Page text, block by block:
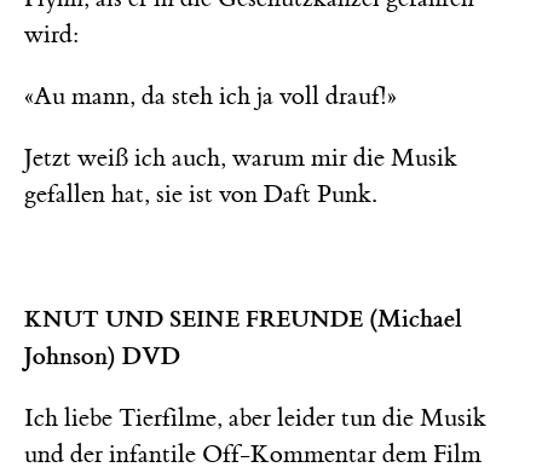
wird:
«Au mann, da steh ich ja voll drauf!»
Jetzt weiß ich auch, warum mir die Musik
gefallen hat, sie ist von Daft Punk.
KNUT UND SEINE FREUNDE (Michael
Johnson) DVD
Ich liebe Tierfilme, aber leider tun die Musik
und der infantile Off-Kommentar dem Film